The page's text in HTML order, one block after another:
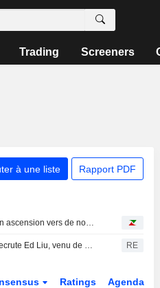
Trading Screeners
à une liste Rapport PDF
Paris poursuit son ascension vers de nouveaux sommets
Deutsche Bank recrute Ed Liu, venu de Bank of America, comme responsable mondial du secteur TMT RE
Ratings Agenda